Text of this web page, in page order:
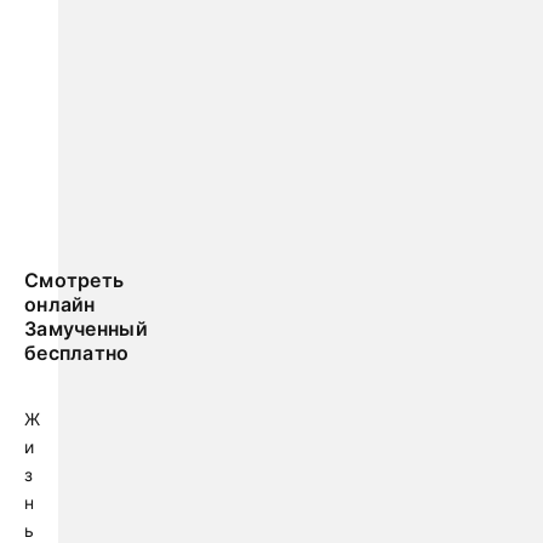
Смотреть
онлайн
Замученный
бесплатно
Ж
и
з
н
ь